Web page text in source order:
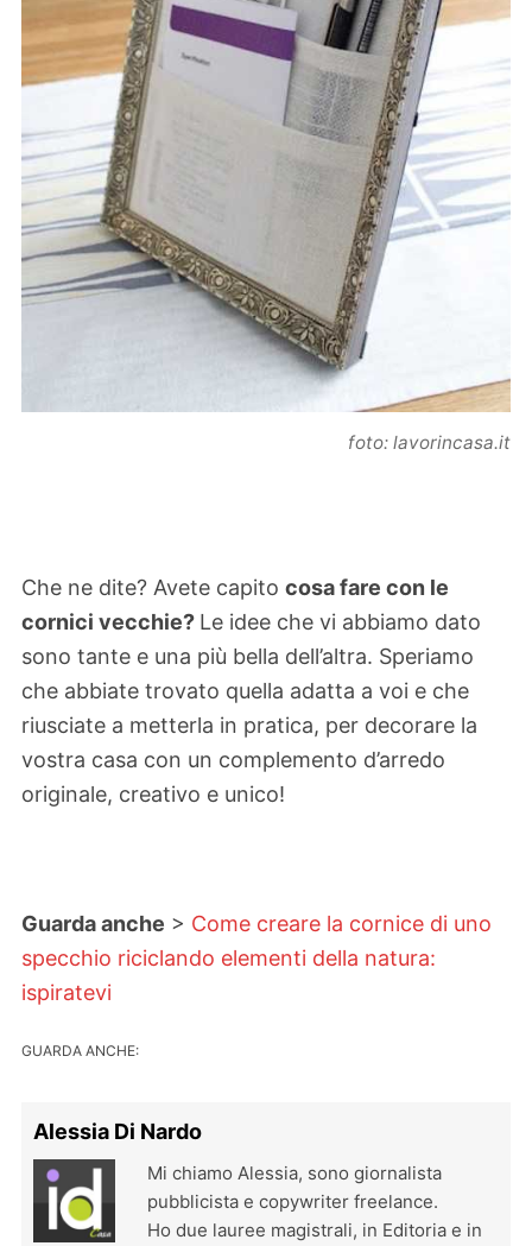
foto: lavorincasa.it
Che ne dite? Avete capito cosa fare con le
cornici vecchie? Le idee che vi abbiamo dato
sono tante e una più bella dell’altra. Speriamo
che abbiate trovato quella adatta a voi e che
riusciate a metterla in pratica, per decorare la
vostra casa con un complemento d’arredo
originale, creativo e unico!
Guarda anche > Come creare la cornice di uno
specchio riciclando elementi della natura:
ispiratevi
GUARDA ANCHE:
Alessia Di Nardo
Mi chiamo Alessia, sono giornalista
pubblicista e copywriter freelance.
Ho due lauree magistrali, in Editoria e in